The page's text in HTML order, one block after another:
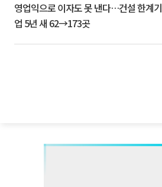
영업익으로 이자도 못 낸다…건설 한계기
업 5년 새 62→173곳